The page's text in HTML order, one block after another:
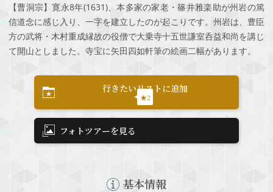
【曹洞宗】寛永8年(1631)、本多家の家老・篠井雅楽助が州岩の篤
信道念に感じ入り、一字を建立したのが起こりです。州岩は、豊臣
方の武将・木村重成縁故の役僧で大乗寺十五世謙室呑益和尚を講じ
て開山としました。寺宝に矢田四如軒筆の絵画二幅があります。
行きたいリストに追加
★2
フォトツアーを見る
基本情報